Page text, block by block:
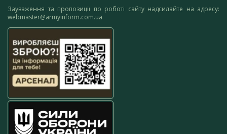
Зауваження та пропозиції по роботі сайту надсилайте на адресу:
webmaster@armyinform.com.ua